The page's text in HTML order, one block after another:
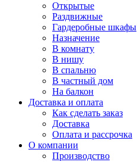
Открытые
Раздвижные
Гардеробные шкафы
Назначение
В комнату
В нишу
В спальню
В частный дом
На балкон
Доставка и оплата
Как сделать заказ
Доставка
Оплата и рассрочка
О компании
Производство